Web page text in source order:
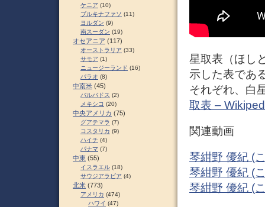
星取表（ほし
示した表であ
それぞれ、白
取表 –
関連動画
琴紺野 優紀 (
琴紺野 優紀 (
琴紺野 優紀 (
ケニア (10)
ブルキナファソ (11)
ヨルダン (9)
南スーダン (19)
オセアニア (117)
オーストラリア (33)
サモア (1)
ニュージーランド (16)
パラオ (8)
中南米 (45)
バルバドス (2)
メキシコ (20)
中央アメリカ (75)
グアテマラ (7)
コスタリカ (9)
ハイチ (4)
パナマ (7)
中東 (55)
イスラエル (18)
サウジアラビア (4)
北米 (773)
アメリカ (474)
ハワイ (47)